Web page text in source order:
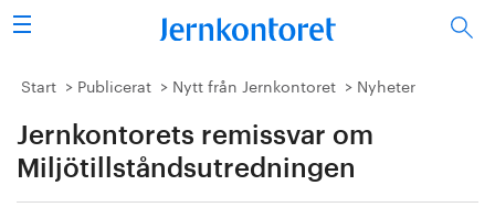
Sök
Stålindustrin
Vision 2050
Start Publicerat Nytt från Jernkontoret Nyheter
Jernkontorets remissvar om
Miljötillståndsutredningen